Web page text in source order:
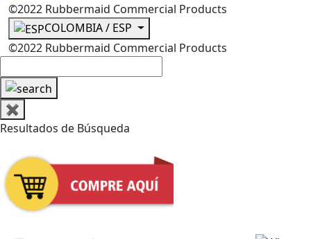
©2022 Rubbermaid Commercial Products
COLOMBIA / ESP
©2022 Rubbermaid Commercial Products
✖
Resultados de Búsqueda